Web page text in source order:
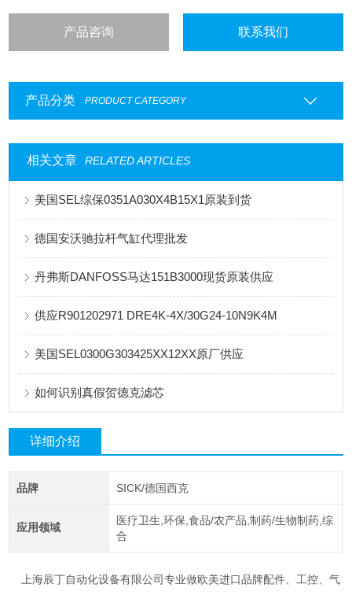
产品咨询 联系我们
产品分类 PRODUCT CATEGORY
相关文章 RELATED ARTICLES
美国SEL综保0351A030X4B15X1原装到货
德国安沃驰拉杆气缸代理批发
丹弗斯DANFOSS马达151B3000现货原装供应
供应R901202971 DRE4K-4X/30G24-10N9K4M
美国SEL0300G303425XX12XX原厂供应
如何识别真假贺德克滤芯
详细介绍
品牌 SICK/德国西克
应用领域
医疗卫生,环保,食品/农产品,制药/生物制药,综
合
上海辰丁自动化设备有限公司专业做欧美进口品牌配件、工控、气